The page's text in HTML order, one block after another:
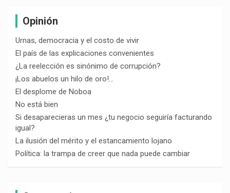
Opinión
Urnas, democracia y el costo de vivir
El país de las explicaciones convenientes
¿La reelección es sinónimo de corrupción?
¡Los abuelos un hilo de oro!…
El desplome de Noboa
No está bien
Si desaparecieras un mes ¿tu negocio seguiría facturando
igual?
La ilusión del mérito y el estancamiento lojano
Política: la trampa de creer que nada puede cambiar